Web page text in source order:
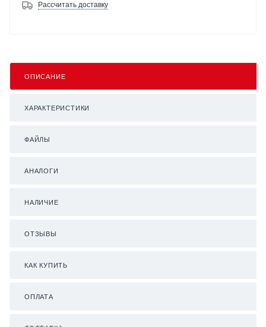
Рассчитать доставку
ОПИСАНИЕ
ХАРАКТЕРИСТИКИ
ФАЙЛЫ
АНАЛОГИ
НАЛИЧИЕ
ОТЗЫВЫ
КАК КУПИТЬ
ОПЛАТА